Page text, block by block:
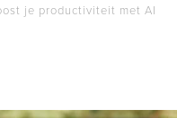
je productiviteit met AI